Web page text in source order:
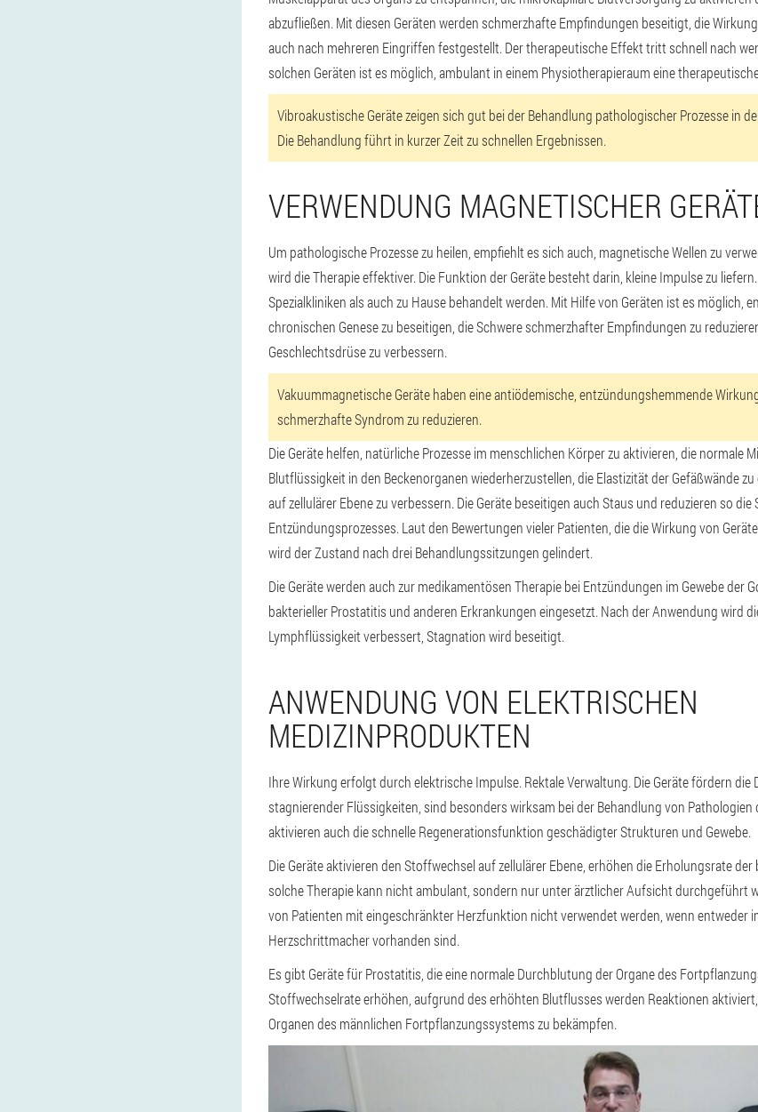
abzufließen. Mit diesen Geräten werden schmerzhafte Empfindungen beseitigt, die
auch nach mehreren Eingriffen festgestellt. Der therapeutische Effekt tritt schnell nach
solchen Geräten ist es möglich, ambulant in einem Physiotherapieraum eine
Vibroakustische Geräte zeigen sich gut bei der Behandlung pathologischer Prozesse in
Die Behandlung führt in kurzer Zeit zu schnellen Ergebnissen.
VERWENDUNG MAGNETISCHER
Um pathologische Prozesse zu heilen, empfiehlt es sich auch, magnetische Wellen zu
wird die Therapie effektiver. Die Funktion der Geräte besteht darin, kleine Impulse zu
Spezialkliniken als auch zu Hause behandelt werden. Mit Hilfe von Geräten ist es möglich,
chronischen Genese zu beseitigen, die Schwere schmerzhafter Empfindungen zu
Geschlechtsdrüse zu verbessern.
Vakuummagnetische Geräte haben eine antiödemische, entzündungshemmende
schmerzhafte Syndrom zu reduzieren.
Die Geräte helfen, natürliche Prozesse im menschlichen Körper zu aktivieren, die normale
Blutflüssigkeit in den Beckenorganen wiederherzustellen, die Elastizität der Gefäßwände
auf zellulärer Ebene zu verbessern. Die Geräte beseitigen auch Staus und reduzieren so die
Entzündungsprozesses. Laut den Bewertungen vieler Patienten, die die Wirkung von
wird der Zustand nach drei Behandlungssitzungen gelindert.
Die Geräte werden auch zur medikamentösen Therapie bei Entzündungen im Gewebe der
bakterieller Prostatitis und anderen Erkrankungen eingesetzt. Nach der Anwendung wird
Lymphflüssigkeit verbessert, Stagnation wird beseitigt.
ANWENDUNG VON ELEKTRISCHEN
MEDIZINPRODUKTEN
Ihre Wirkung erfolgt durch elektrische Impulse. Rektale Verwaltung. Die Geräte fördern
stagnierender Flüssigkeiten, sind besonders wirksam bei der Behandlung von Pathologien
aktivieren auch die schnelle Regenerationsfunktion geschädigter Strukturen und Gewebe.
Die Geräte aktivieren den Stoffwechsel auf zellulärer Ebene, erhöhen die Erholungsrate
solche Therapie kann nicht ambulant, sondern nur unter ärztlicher Aufsicht durchgeführt
von Patienten mit eingeschränkter Herzfunktion nicht verwendet werden, wenn entweder
Herzschrittmacher vorhanden sind.
Es gibt Geräte für Prostatitis, die eine normale Durchblutung der Organe des
Stoffwechselrate erhöhen, aufgrund des erhöhten Blutflusses werden Reaktionen
Organen des männlichen Fortpflanzungssystems zu bekämpfen.